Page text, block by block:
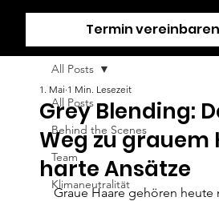
Termin vereinbaren
All Posts
Behind the Scenes
Team
Klimaneutralität
All Posts
Grey Blending:
Weg zu grauem
harte Ansätze
1. Mai 1 Min. Lesezeit
Graue Haare gehören heute